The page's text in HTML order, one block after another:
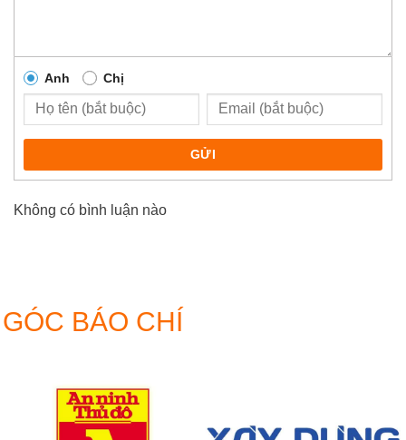
Anh Chị
GỬI
Không có bình luận nào
GÓC BÁO CHÍ